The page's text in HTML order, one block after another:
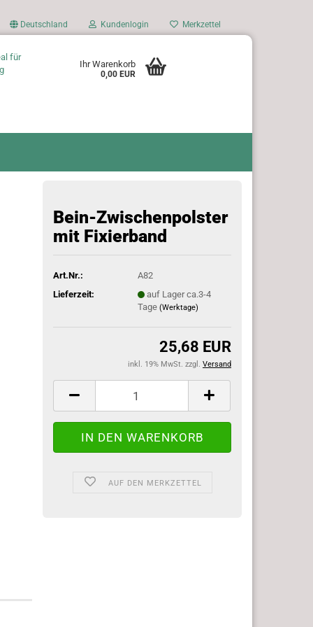
Deutschland Kundenlogin Merkzettel
für
Ihr Warenkorb
0,00 EUR
Bein-Zwischenpolster
mit Fixierband
Art.Nr.:
A82
Lieferzeit:
auf Lager ca.3-4
Tage(Werktage)
25,68 EUR
inkl. 19% MwSt. zzgl. Versand
AUF DEN MERKZETTEL